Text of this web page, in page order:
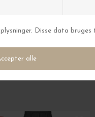
Ferm Living
Pond Mirror